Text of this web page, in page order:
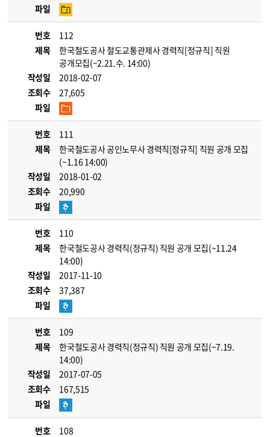
파일
번호
112
제목
한국철도공사 철도교통관제사 경력직[정규직] 직원
공개모집(~2.21.수. 14:00)
작성일
2018-02-07
조회수
27,605
파일
번호
111
제목
한국철도공사 공인노무사 경력직[정규직] 직원 공개 모집
(~1.16 14:00)
작성일
2018-01-02
조회수
20,990
파일
번호
110
제목
한국철도공사 경력직(정규직) 직원 공개 모집(~11.24
14:00)
작성일
2017-11-10
조회수
37,387
파일
번호
109
제목
한국철도공사 경력직(정규직) 직원 공개 모집(~7.19.
14:00)
작성일
2017-07-05
조회수
167,515
파일
번호
108